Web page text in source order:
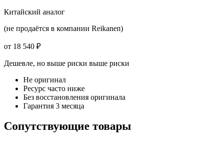
Китайский аналог
(не продаётся в компании Reikanen)
от 18 540 ₽
Дешевле, но выше риски выше риски
Не оригинал
Ресурс часто ниже
Без восстановления оригинала
Гарантия 3 месяца
Сопутствующие товары